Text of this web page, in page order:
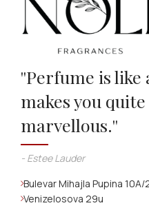
''Perfume is like
makes you
marvellous.''
- Estee Lauder
Bulevar Mihajla Pupina 10A/
Venizelosova 29u